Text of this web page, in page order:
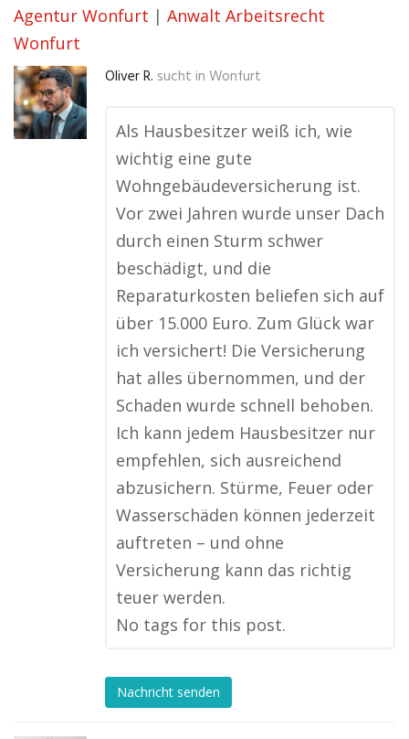
Agentur Wonfurt | Anwalt Arbeitsrecht
Wonfurt
Oliver R. sucht in Wonfurt
Als Hausbesitzer weiß ich, wie
wichtig eine gute
Wohngebäudeversicherung ist.
Vor zwei Jahren wurde unser Dach
durch einen Sturm schwer
beschädigt, und die
Reparaturkosten beliefen sich auf
über 15.000 Euro. Zum Glück war
ich versichert! Die Versicherung
hat alles übernommen, und der
Schaden wurde schnell behoben.
Ich kann jedem Hausbesitzer nur
empfehlen, sich ausreichend
abzusichern. Stürme, Feuer oder
Wasserschäden können jederzeit
auftreten – und ohne
Versicherung kann das richtig
teuer werden.
No tags for this post.
Nachricht senden